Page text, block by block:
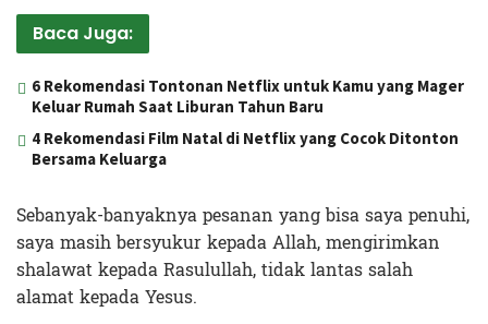
Baca Juga:
6 Rekomendasi Tontonan Netflix untuk Kamu yang Mager
Keluar Rumah Saat Liburan Tahun Baru
4 Rekomendasi Film Natal di Netflix yang Cocok Ditonton
Bersama Keluarga
Sebanyak-banyaknya pesanan yang bisa saya penuhi,
saya masih bersyukur kepada Allah, mengirimkan
shalawat kepada Rasulullah, tidak lantas salah
alamat kepada Yesus.